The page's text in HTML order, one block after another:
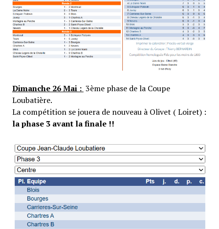
Dimanche 26 Mai : 3ème phase de la Coupe
Loubatière.
La compétition se jouera de nouveau à Olivet ( Loiret) :
la phase 3 avant la finale !!